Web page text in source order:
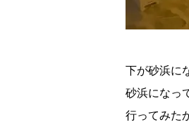
スケジュール
下が砂浜
砂浜になっ
行ってみた